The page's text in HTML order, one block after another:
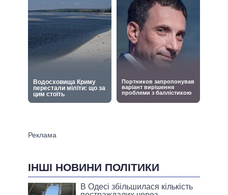
ІНШІ НОВИНИ ПОЛІТИКИ
В Одесі збільшилася кількість